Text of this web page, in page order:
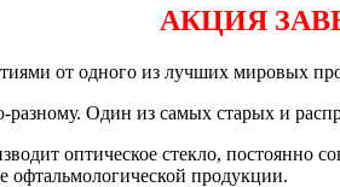
АКЦИЯ
от одного из лучших мировых
разному. Один из самых старых и
оптическое стекло,
продукции.